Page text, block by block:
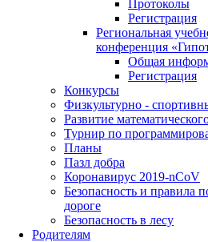
Протоколы
Регистрация
Региональная
конференция
Общая
Регистрация
Конкурсы
Физкультурно -
Развитие
Турнир по
Планы
Пазл добра
Коронавирус 2019-nCoV
Безопасность и правила
дороге
Безопасность в лесу
Родителям